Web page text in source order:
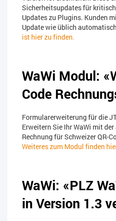
Sicherheitsupdates für
Updates zu Plugins. Kunden
Update wie üblich
ist hier zu finden.
WaWi Modul:
Code
Formularerweiterung für die
Erweitern Sie Ihr WaWi mit
Rechnung für Schweizer QR-
Weiteres zum Modul finden
WaWi: «PLZ
in Version 1.3